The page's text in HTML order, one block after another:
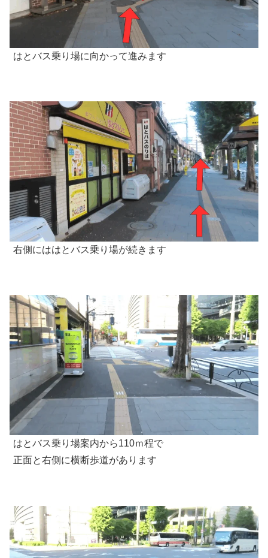
はとバス乗り場に向かって進みます
右側にははとバス乗り場が続きます
はとバス乗り場案内から110ｍ程で
正面と右側に横断歩道があります